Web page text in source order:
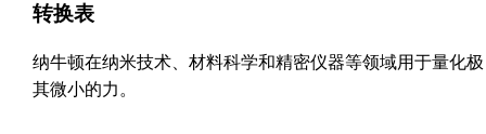
转换表
纳牛顿在纳米技术、材料科学和精密仪器等领域用于量化极
其微小的力。